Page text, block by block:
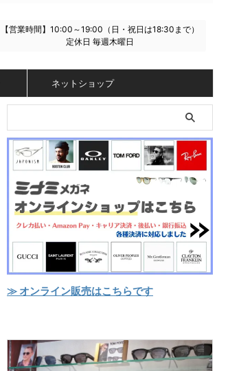
【営業時間】10:00～19:00（日・祝日は18:30まで）
定休日 毎週木曜日
ネットショップ
≫ オンライン販売はこちらです